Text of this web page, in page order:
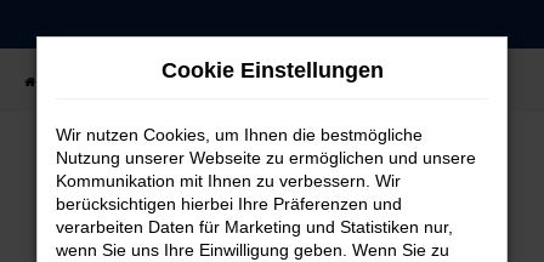
Zum
springen
Fahrzeugangebote Fahrzeug-Showroom
FEHLER: NETWORK ERROR
Beim Laden ist ein Fehler aufgetreten.
Cookie Einstellungen
Wir nutzen Cookies, um Ihnen die bestmögliche
Nutzung unserer Webseite zu ermöglichen und unsere
Kommunikation mit Ihnen zu verbessern. Wir
berücksichtigen hierbei Ihre Präferenzen und
verarbeiten Daten für Marketing und Statistiken nur,
wenn Sie uns Ihre Einwilligung geben. Wenn Sie zu